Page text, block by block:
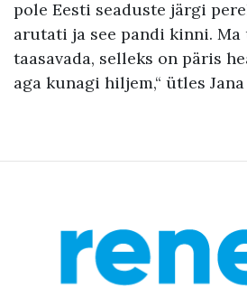
pole Eesti seaduste järgi
arutati ja see pandi kinni. Ma
taasavada, selleks on päris
aga kunagi hiljem,“ ütles